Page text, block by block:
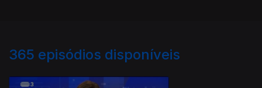
365 episódios disponíveis